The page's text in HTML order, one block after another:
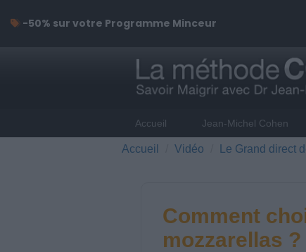
Accueil Jean-Michel Cohen
Accueil Vidéo Le Grand direct
Comment
mozzarellas ?
-50% sur votre Programme Minceur